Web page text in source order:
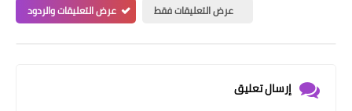
عرض التعليقات فقط
عرض التعليقات والردود
إرسال تعليق